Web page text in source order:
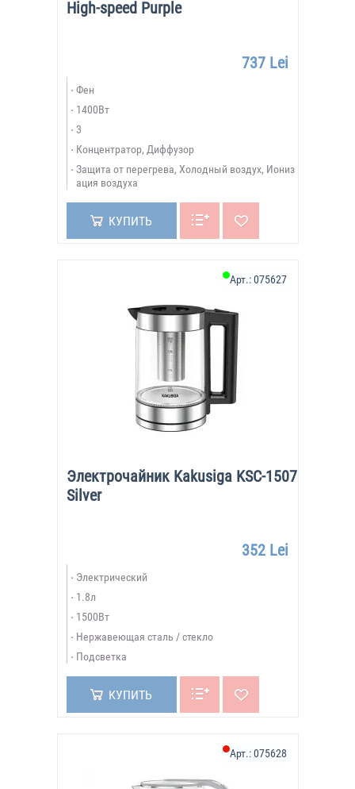
High-speed Purple
737 Lei
Фен
1400Вт
3
Концентратор, Диффузор
Защита от перегрева, Холодный воздух, Иониз
ация воздуха
КУПИТЬ
Электрочайник Kakusiga KSC-1507
Silver
Арт.:075627
352 Lei
Электрический
1.8л
1500Вт
Нержавеющая сталь / стекло
Подсветка
КУПИТЬ
Арт.:075628